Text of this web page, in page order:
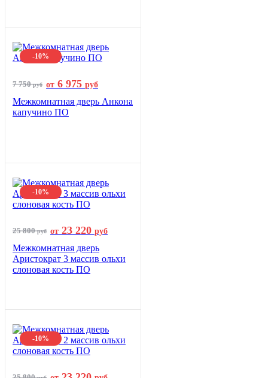
-10%
7 750руб от 6 975 руб
Межкомнатная дверь Анкона
капучино ПО
-10%
25 800руб от 23 220 руб
Межкомнатная дверь
Аристократ 3 массив ольхи
слоновая кость ПО
-10%